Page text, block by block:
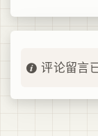
评论留言